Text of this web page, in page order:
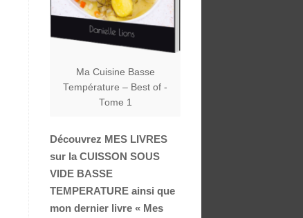
Ma Cuisine Basse
Température – Best of -
Tome 1
Découvrez MES LIVRES
sur la CUISSON SOUS
VIDE BASSE
TEMPERATURE ainsi que
mon dernier livre « Mes